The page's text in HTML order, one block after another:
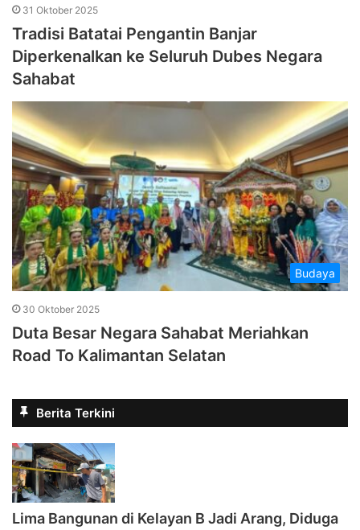
31 Oktober 2025
Tradisi Batatai Pengantin Banjar
Diperkenalkan ke Seluruh Dubes Negara
Sahabat
Budaya
30 Oktober 2025
Duta Besar Negara Sahabat Meriahkan
Road To Kalimantan Selatan
Berita Terkini
Lima Bangunan di Kelayan B Jadi Arang, Diduga